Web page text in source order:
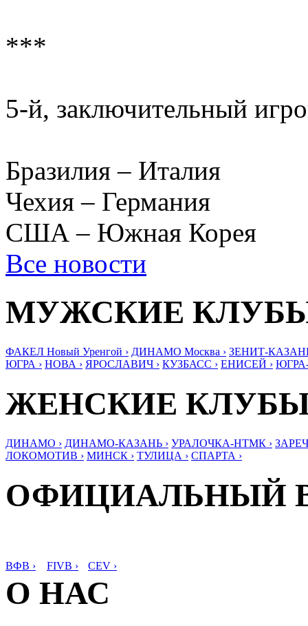
***
5-й, заключительный
Бразилия – Италия
Чехия – Германия
США – Южная Корея
Все новости
МУЖСКИЕ
ФАКЕЛ Новый Уренгой › ДИНАМО Москва › ЗЕНИТ-
ЮГРА › НОВА › ЯРОСЛАВИЧ › КУЗБАСС › ЕНИСЕЙ ›
ЖЕНСКИЕ
ДИНАМО › ДИНАМО-КАЗАНЬ › УРАЛОЧКА-НТМК ›
ЛОКОМОТИВ › МИНСК › ТУЛИЦА › СПАРТА ›
ОФИЦИАЛЬНЫЙ
ВФВ › FIVB › CEV ›
О НАС